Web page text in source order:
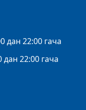
дан 22:00 гача
22:00 гача